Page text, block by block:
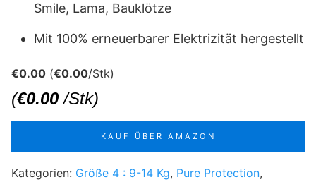
Smile, Lama, Bauklötze
Mit 100% erneuerbarer Elektrizität hergestellt
€0.00 (€0.00/Stk)
(€0.00 /Stk)
KAUF ÜBER AMAZON
Kategorien: Größe 4 : 9-14 Kg, Pure Protection,